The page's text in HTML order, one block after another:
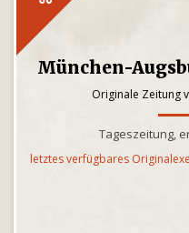
München-
Originale Zeitung
Tageszeitung,
letztes verfügbares